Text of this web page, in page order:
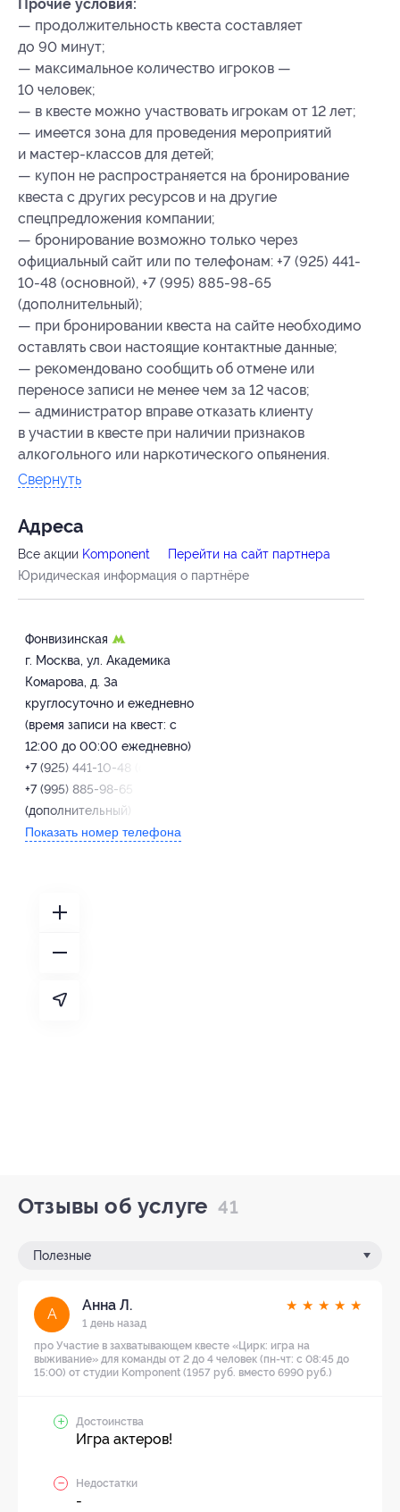
Прочие условия:
— продолжительность квеста составляет
до 90 минут;
— максимальное количество игроков —
10 человек;
— в квесте можно участвовать игрокам от 12 лет;
— имеется зона для проведения мероприятий
и мастер-классов для детей;
— купон не распространяется на бронирование
квеста с других ресурсов и на другие
спецпредложения компании;
— бронирование возможно только через
официальный сайт или по телефонам: +7 (925) 441-
10-48 (основной), +7 (995) 885-98-65
(дополнительный);
— при бронировании квеста на сайте необходимо
оставлять свои настоящие контактные данные;
— рекомендовано сообщить об отмене или
переносе записи не менее чем за 12 часов;
— администратор вправе отказать клиенту
в участии в квесте при наличии признаков
алкогольного или наркотического опьянения.
Свернуть
Адресa
Все акции Komponent
Перейти на сайт партнера
Юридическая информация о партнёре
Фонвизинская
г. Москва, ул. Академика
Комарова, д. 3а
круглосуточно и ежедневно
(время записи на квест: с
12:00 до 00:00 ежедневно)
+7 (925) 441-10-48 (основной),
+7 (995) 885-98-65
(дополнительный)
Показать номер телефона
Отзывы об услуге 41
Полезные
А
Анна Л.
1 день назад
★ ★ ★ ★ ★
про Участие в захватывающем квесте «Цирк: игра на
выживание» для команды от 2 до 4 человек (пн-чт: с 08:45 до
15:00) от студии Komponent (1957 руб. вместо 6990 руб.)
Достоинства
Игра актеров!
Недостатки
-